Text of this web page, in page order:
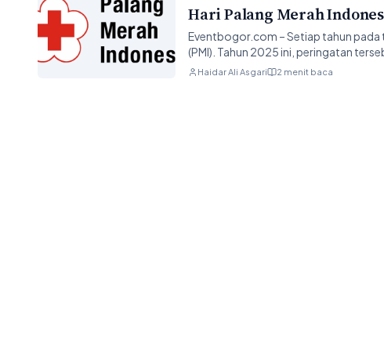
Hari Palang Merah
Eventbogor.com – Setiap tahun pada
(PMI). Tahun 2025 ini, peringatan
Haidar Ali Asgari 2 menit baca